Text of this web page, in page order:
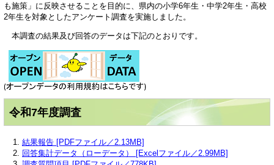
も施策」に反映させることを目的に、県内の小学6年生・中学2年生・高校
2年生を対象としたアンケート調査を実施しました。
本調査の結果及び回答のデータは下記のとおりです。
令和7年度調査
結果報告 [PDFファイル／2.13MB]
回答集計データ（ローデータ） [Excelファイル／2.99MB]